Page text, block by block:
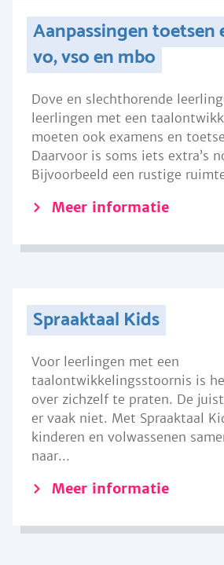
Aanpassingen toetsen
vo, vso en mbo
Dove en slechthorende
leerlingen met een
moeten ook examens en
Daarvoor is soms iets extra’s
Bijvoorbeeld een rustige
Meer informatie
Spraaktaal Kids
Voor leerlingen met een
taalontwikkelingsstoornis is
over zichzelf te praten. De
er vaak niet. Met Spraaktaal
kinderen en volwassenen
naar...
Meer informatie